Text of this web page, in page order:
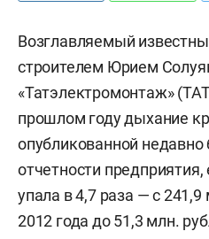
Возглавляемый
строителем Юрием
«Татэлектромонтаж»
прошлом году дыхание
опубликованной недавно
отчетности
упала в 4,7 раза — с
2012 года до 51,3 млн.